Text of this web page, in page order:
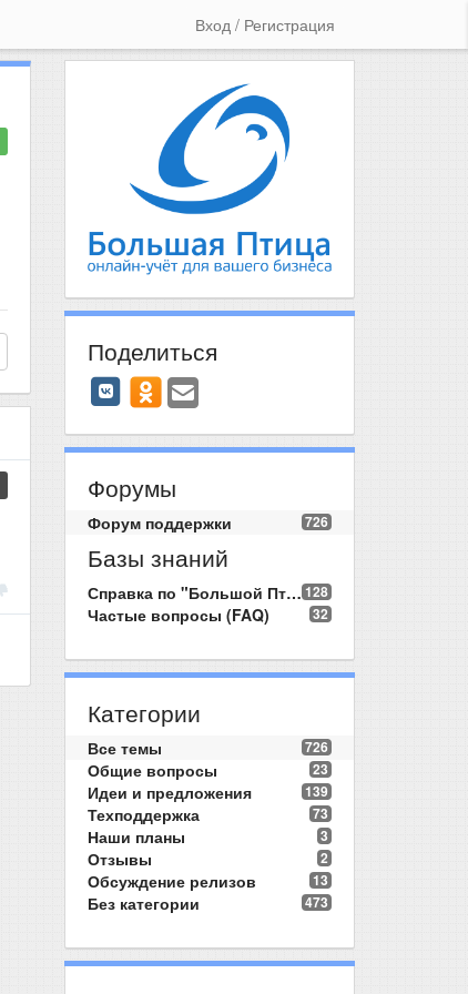
Вход / Регистрация
Поделиться
Форумы
726
Форум поддержки
Базы знаний
128
Справка по "Большой Птице"
32
Частые вопросы (FAQ)
Категории
726
Все темы
23
Общие вопросы
139
Идеи и предложения
73
Техподдержка
3
Наши планы
2
Отзывы
13
Обсуждение релизов
473
Без категории